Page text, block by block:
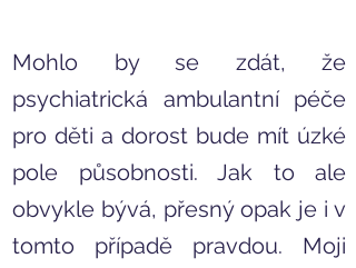
Mohlo by se zdát, že
psychiatrická ambulantní péče
pro děti a dorost bude mít úzké
pole působnosti. Jak to ale
obvykle bývá, přesný opak je i v
tomto případě pravdou. Moji